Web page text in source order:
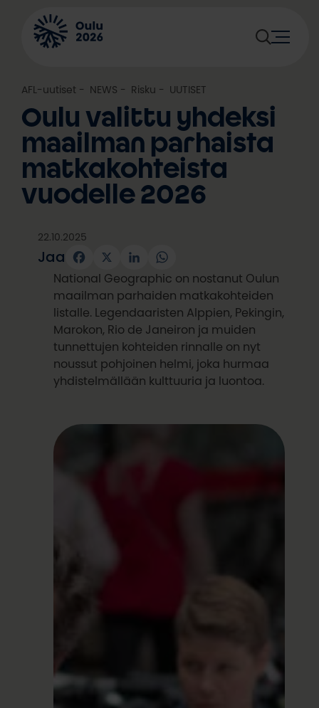
sisältöön
AFL-uutiset NEWS Risku UUTISET
Oulu valittu yhdeksi
maailman parhaista
matkakohteista
vuodelle 2026
22.10.2025
Jaa Facebook
X LinkedInWhatsApp
National Geographic on nostanut Oulun
maailman parhaiden matkakohteiden
listalle. Legendaaristen Alppien, Pekingin,
Marokon, Rio de Janeiron ja muiden
tunnettujen kohteiden rinnalle on nyt
noussut pohjoinen helmi, joka hurmaa
yhdistelmällään kulttuuria ja luontoa.